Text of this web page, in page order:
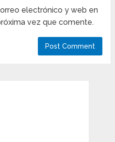
electrónico y web en
vez que comente.